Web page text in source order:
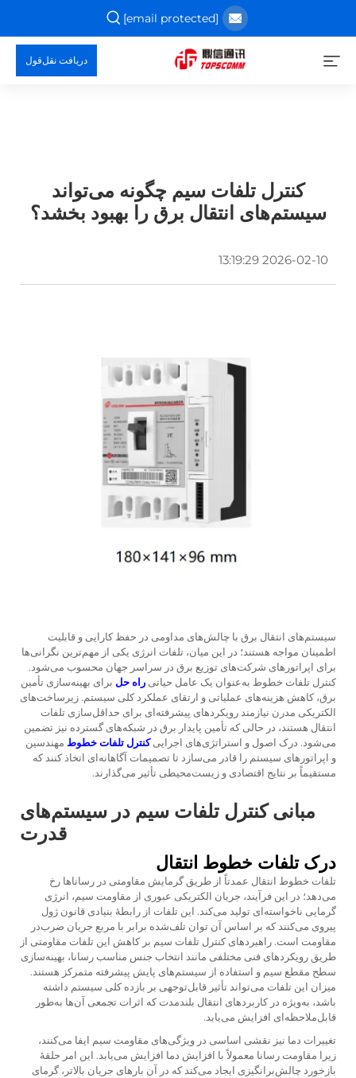
[email protected]
دریافت نقل‌قول
کنترل تلفات سیم چگونه می‌تواند
سیستم‌های انتقال برق را بهبود بخشد؟
2026-02-10 13:19:29
سیستم‌های انتقال برق با چالش‌های مداومی در حفظ کارایی و قابلیت
اطمینان مواجه هستند؛ در این میان، تلفات انرژی یکی از مهم‌ترین نگرانی‌ها
برای اپراتورهای شرکت‌های توزیع برق در سراسر جهان محسوب می‌شود.
کنترل تلفات خطوط به‌عنوان یک عامل حیاتی راه حل برای بهینه‌سازی تأمین
برق، کاهش هزینه‌های عملیاتی و ارتقای عملکرد کلی سیستم. زیرساخت‌های
الکتریکی مدرن نیازمند رویکردهای پیشرفته‌ای برای حداقل‌سازی تلفات
انتقال هستند، در حالی که تأمین پایدار برق در شبکه‌های گسترده نیز تضمین
می‌شود. درک اصول و استراتژی‌های اجراییکنترل تلفات خطوط مهندسین
و اپراتورهای سیستم را قادر می‌سازد تا تصمیمات آگاهانه‌ای اتخاذ کنند که
مستقیماً بر نتایج اقتصادی و زیست‌محیطی تأثیر می‌گذارند.
مبانی کنترل تلفات سیم در سیستم‌های
قدرت
درک تلفات خطوط انتقال
تلفات خطوط انتقال عمدتاً از طریق گرمایش مقاومتی در رساناها رخ
می‌دهد؛ در این فرآیند، جریان الکتریکی عبوری از مقاومت سیم، انرژی
گرمایی ناخواسته‌ای تولید می‌کند. این تلفات از رابطهٔ بنیادی قانون ژول
پیروی می‌کنند که بر اساس آن توان تلف‌شده برابر با مربع جریان ضرب‌در
مقاومت است. راهبردهای کنترل تلفات سیم بر کاهش این تلفات مقاومتی از
طریق رویکردهای فنی مختلفی مانند انتخاب جنس مناسب رسانا، بهینه‌سازی
سطح مقطع سیم و استفاده از سیستم‌های پایش پیشرفته متمرکز هستند.
میزان این تلفات می‌تواند تأثیر قابل‌توجهی بر بازده کلی سیستم داشته
باشد، به‌ویژه در کاربردهای انتقال بلندمدت که اثرات تجمعی آن‌ها به‌طور
قابل‌ملاحظه‌ای افزایش می‌یابد.
تغییرات دما نیز نقشی اساسی در ویژگی‌های مقاومت سیم ایفا می‌کنند،
زیرا مقاومت رسانا معمولاً با افزایش دما افزایش می‌یابد. این امر حلقهٔ
بازخورد چالش‌برانگیزی ایجاد می‌کند که در آن بارهای جریان بالاتر، گرمای